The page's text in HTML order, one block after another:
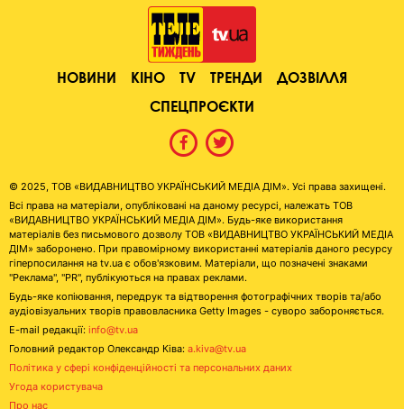
НОВИНИ КІНО TV ТРЕНДИ
ДОЗВІЛЛЯ
СПЕЦПРОЄКТИ
© 2025, ТОВ «ВИДАВНИЦТВО УКРАЇНСЬКИЙ МЕДІА ДІМ». Усі права захищені.
Всі права на матеріали, опубліковані на даному ресурсі, належать ТОВ
«ВИДАВНИЦТВО УКРАЇНСЬКИЙ МЕДІА ДІМ». Будь-яке використання
матеріалів без письмового дозволу ТОВ «ВИДАВНИЦТВО УКРАЇНСЬКИЙ МЕДІА
ДІМ» заборонено. При правомірному використанні матеріалів даного ресурсу
гіперпосилання на tv.ua є обов'язковим. Матеріали, що позначені знаками
"Реклама", "PR", публікуються на правах реклами.
Будь-яке копіювання, передрук та відтворення фотографічних творів та/або
аудіовізуальних творів правовласника Getty Images - суворо забороняється.
E-mail редакції: info@tv.ua
Головний редактор Олександр Ківа: a.kiva@tv.ua
Політика у сфері конфіденційності та персональних даних
Угода користувача
Про нас